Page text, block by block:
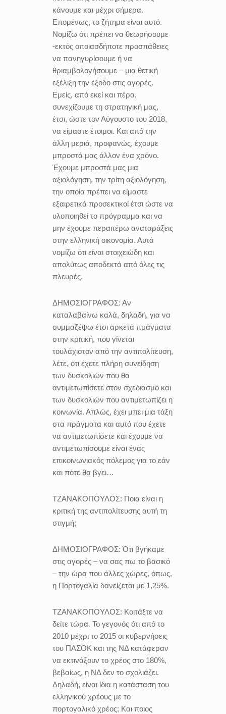
κάνουμε και μέχρι σήμερα.
Επομένως, το ζήτημα είναι αυτό.
Νομίζω ότι πρέπει να θεωρήσουμε
-εκτός οποιασδήποτε προσπάθειες
να πανηγυρίσουμε ή να
θριαμβολογήσουμε – μια θετική
εξέλιξη την έξοδο στις αγορές.
Εμείς, από εκεί και πέρα,
συνεχίζουμε τη στρατηγική μας,
έτσι, ώστε τον Αύγουστο του 2018,
να είμαστε έτοιμοι. Και από την
άλλη μεριά, προφανώς, έχουμε
μπροστά μας άλλον ένα χρόνο.
Έχουμε μπροστά μας μια
αξιολόγηση, την τρίτη αξιολόγηση,
την οποία πρέπει να είμαστε
εξαιρετικά προσεκτικοί έτσι ώστε να
υλοποιηθεί το πρόγραμμα και να
μην έχουμε περαιτέρω αναταράξεις
στην ελληνική οικονομία. Αυτά
νομίζω ότι είναι στοιχειώδη και
απολύτως αποδεκτά από όλες τις
πλευρές.
ΔΗΜΟΣΙΟΓΡΑΦΟΣ: Αν
καταλαβαίνω καλά, δηλαδή, για να
συμμαζέψω έτσι αρκετά πράγματα
στην κριτική, που γίνεται
τουλάχιστον από την αντιπολίτευση,
λέτε, ότι έχετε πλήρη συνείδηση
των δυσκολιών που θα
αντιμετωπίσετε στον σχεδιασμό και
των δυσκολιών που αντιμετωπίζει η
κοινωνία. Απλώς, έχει μπει μια τάξη
στα πράγματα και αυτό που έχετε
να αντιμετωπίσετε και έχουμε να
αντιμετωπίσουμε είναι ένας
επικοινωνιακός πόλεμος για το εάν
και πότε θα βγει…
ΤΖΑΝΑΚΟΠΟΥΛΟΣ: Ποια είναι η
κριτική της αντιπολίτευσης αυτή τη
στιγμή;
ΔΗΜΟΣΙΟΓΡΑΦΟΣ:Ότι βγήκαμε
στις αγορές – να σας πω το βασικό
– την ώρα που άλλες χώρες, όπως,
η Πορτογαλία δανείζεται με 1,25%.
ΤΖΑΝΑΚΟΠΟΥΛΟΣ: Κοιτάξτε να
δείτε τώρα. Το γεγονός ότι από το
2010 μέχρι το 2015 οι κυβερνήσεις
του ΠΑΣΟΚ και της ΝΔ κατάφεραν
να εκτινάξουν το χρέος στο 180%,
βεβαίως, η ΝΔ δεν το σχολιάζει.
Δηλαδή, είναι ίδια η κατάσταση του
ελληνικού χρέους με το
πορτογαλικό χρέος; Και ποιος